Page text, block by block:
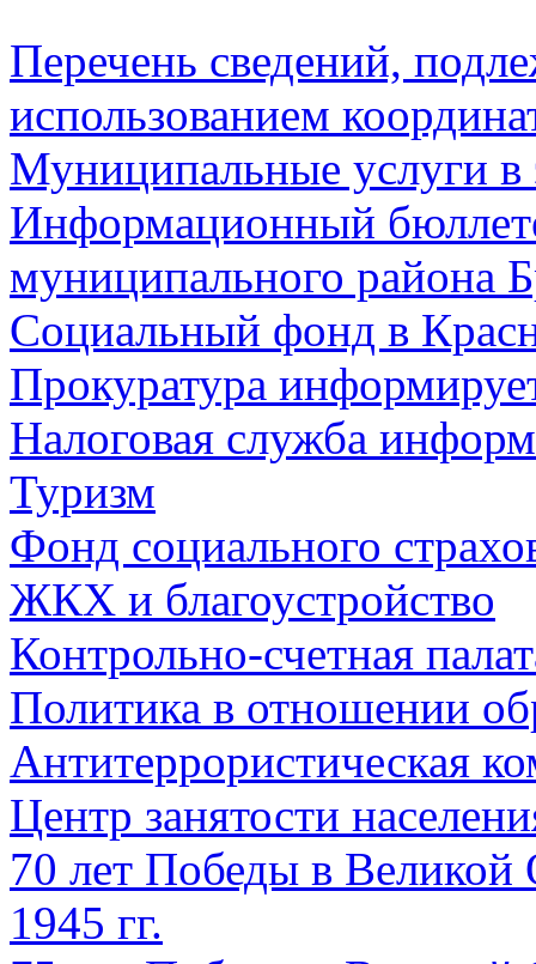
Перечень сведений,
использованием
Муниципальные услуги в
Информационный
муниципального района
Социальный фонд в
Прокуратура
Налоговая служба
Туризм
Фонд социального
ЖКХ и благоустройство
Контрольно-счетная
Политика в отношении
Антитеррористическая
Центр занятости
70 лет Победы в Великой
1945 гг.